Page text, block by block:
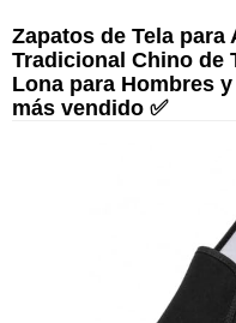
Zapatos de Tela
Tradicional Chino de
Lona para Hombres
más vendido ✅